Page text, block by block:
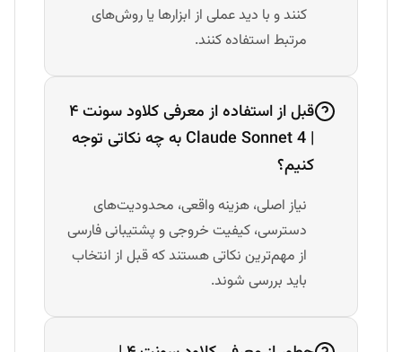
کنند و با دید عملی از ابزارها یا روش‌های
مرتبط استفاده کنند.
قبل از استفاده از معرفی کلاود سونت ۴
| Claude Sonnet 4 به چه نکاتی توجه
کنیم؟
نیاز اصلی، هزینه واقعی، محدودیت‌های
دسترسی، کیفیت خروجی و پشتیبانی فارسی
از مهم‌ترین نکاتی هستند که قبل از انتخاب
باید بررسی شوند.